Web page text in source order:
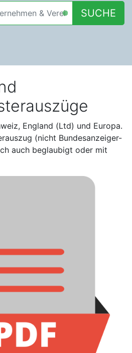
SUCHE
England (Ltd) und Europa.
(nicht Bundesanzeiger-
auch beglaubigt oder mit